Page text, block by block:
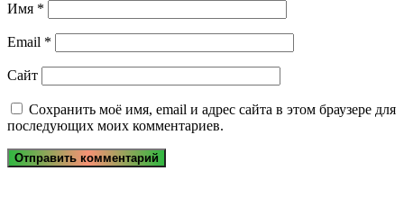
Имя *
Email *
Сайт
Сохранить моё имя, email и адрес сайта в этом браузере для
последующих моих комментариев.